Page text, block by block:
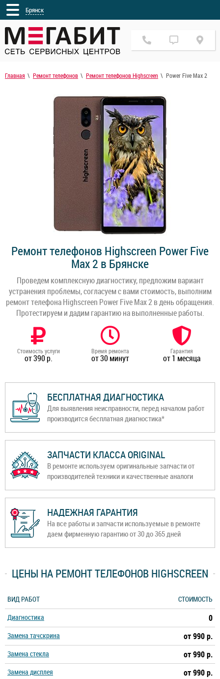
Брянск
Главная Ремонт телефонов Ремонт телефонов Highscreen Power Five Max 2
Ремонт телефонов Highscreen Power Five
Max 2 в Брянске
Проведем комплексную диагностику, предложим вариант
устранения проблемы, согласуем с вами стоимость, выполним
ремонт телефона Highscreen Power Five Max 2 в день обращения.
Протестируем и дадим гарантию на выполненные работы.
Стоимость услуги
от 390 р.
Время ремонта
от 30 минут
Гарантия
от 1 месяца
БЕСПЛАТНАЯ ДИАГНОСТИКА
Для выявления неисправности, перед началом работ
производится бесплатная диагностика*
ЗАПЧАСТИ КЛАССА ORIGINAL
В ремонте используем оригинальные запчасти от
производителей техники и качественные аналоги
НАДЕЖНАЯ ГАРАНТИЯ
На все работы и запчасти используемые в ремонте
даем фирменную гарантию от 30 до 365 дней
ЦЕНЫ НА РЕМОНТ ТЕЛЕФОНОВ HIGHSCREEN
ВИД РАБОТ
СТОИМОСТЬ
Диагностика
0
Замена тачскрина от 990 р.
Замена стекла от 990 р.
Замена дисплея от 990 р.